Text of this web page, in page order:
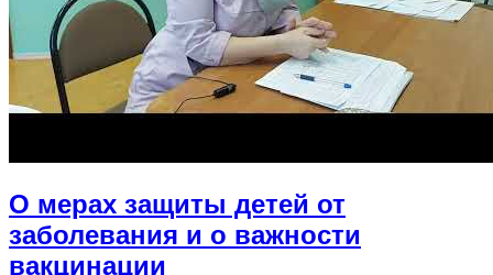
О мерах защиты детей от
заболевания и о важности
вакцинации